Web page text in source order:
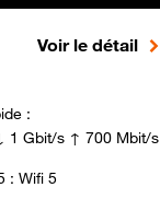
Voir le détail
:
1 Gbit/s ↑ 700 Mbit/s
: Wifi 5